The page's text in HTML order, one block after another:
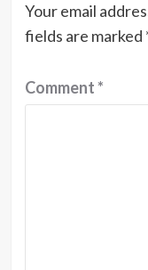
Your email
fields are marked
Comment*